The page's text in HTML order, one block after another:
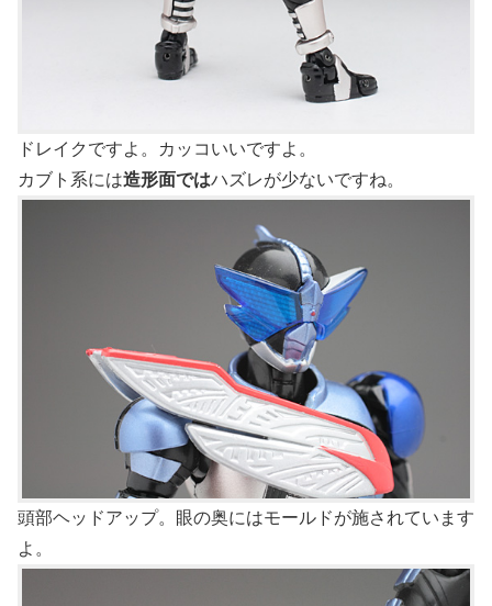
ドレイクですよ。カッコいいですよ。
カブト系には造形面ではハズレが少ないですね。
頭部ヘッドアップ。眼の奥にはモールドが施されています
よ。